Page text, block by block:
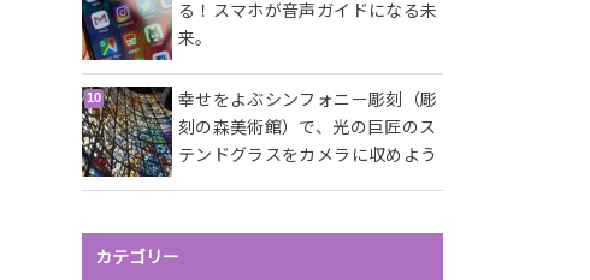
る！スマホが音声ガイドになる未
来。
幸せをよぶシンフォニー彫刻（彫
刻の森美術館）で、光の巨匠のス
テンドグラスをカメラに収めよう
カテゴリー